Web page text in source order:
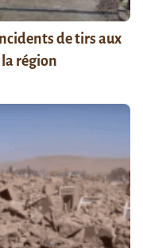
de tirs aux
région